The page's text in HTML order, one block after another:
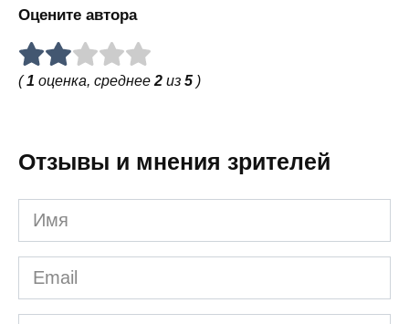
Оцените автора
(1 оценка, среднее 2 из 5 )
Отзывы и мнения зрителей
Имя
Email